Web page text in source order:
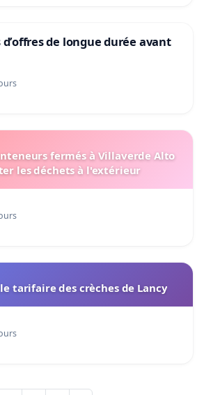
de longue durée avant
fermés à Villaverde Alto
les déchets à l'extérieur
tarifaire des crèches de Lancy